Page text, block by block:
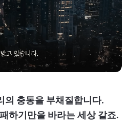
의 충동을 부채질합니다.
하기만을 바라는 세상 같죠.